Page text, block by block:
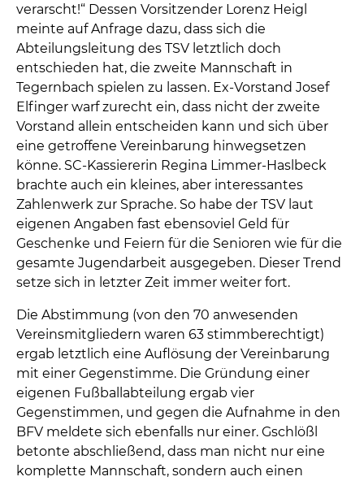
verarscht!“ Dessen Vorsitzender Lorenz Heigl
meinte auf Anfrage dazu, dass sich die
Abteilungsleitung des TSV letztlich doch
entschieden hat, die zweite Mannschaft in
Tegernbach spielen zu lassen. Ex-Vorstand Josef
Elfinger warf zurecht ein, dass nicht der zweite
Vorstand allein entscheiden kann und sich über
eine getroffene Vereinbarung hinwegsetzen
könne. SC-Kassiererin Regina Limmer-Haslbeck
brachte auch ein kleines, aber interessantes
Zahlenwerk zur Sprache. So habe der TSV laut
eigenen Angaben fast ebensoviel Geld für
Geschenke und Feiern für die Senioren wie für die
gesamte Jugendarbeit ausgegeben. Dieser Trend
setze sich in letzter Zeit immer weiter fort.
Die Abstimmung (von den 70 anwesenden
Vereinsmitgliedern waren 63 stimmberechtigt)
ergab letztlich eine Auflösung der Vereinbarung
mit einer Gegenstimme. Die Gründung einer
eigenen Fußballabteilung ergab vier
Gegenstimmen, und gegen die Aufnahme in den
BFV meldete sich ebenfalls nur einer. Gschlößl
betonte abschließend, dass man nicht nur eine
komplette Mannschaft, sondern auch einen